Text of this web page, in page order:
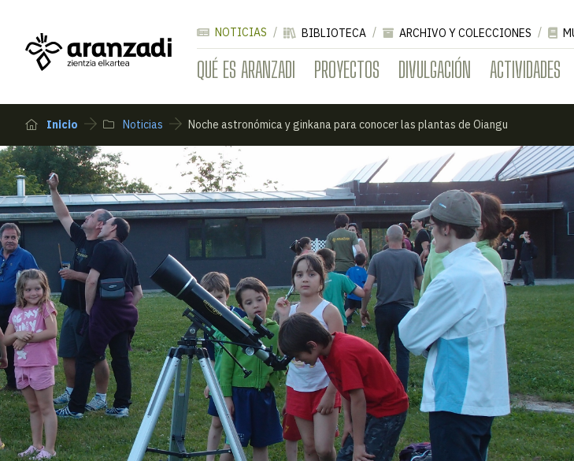
QUÉ ES ARANZADI PROYECTOS DIVULGACIÓN ACTIVIDADES
NOTICIAS BIBLIOTECA ARCHIVO Y COLECCIONES
Inicio Noticias Noche astronómica y ginkana para conocer las plantas de Oiangu